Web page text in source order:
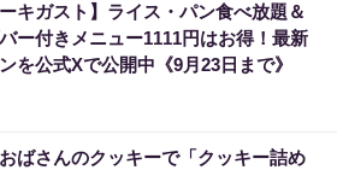
ーキガスト】ライス・パン食べ放題＆
ー付きメニュー1111円はお得！最新
を公式Xで公開中《9月23日まで》
ばさんのクッキーで「クッキー詰め